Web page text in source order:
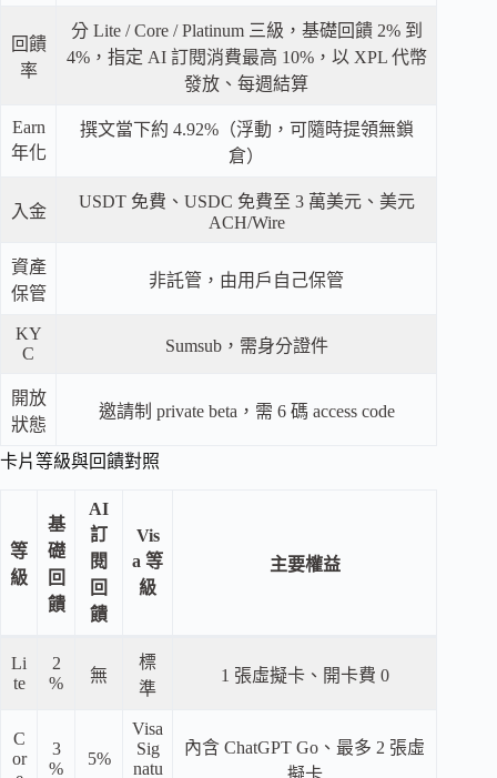
回饋
率
分 Lite / Core / Platinum 三級，基礎回饋 2% 到
4%，指定 AI 訂閱消費最高 10%，以 XPL 代幣
發放、每週結算
Earn
年化
撰文當下約 4.92%（浮動，可隨時提領無鎖
倉）
入金
USDT 免費、USDC 免費至 3 萬美元、美元
ACH/Wire
資產
保管
非託管，由用戶自己保管
KY
C
Sumsub，需身分證件
開放
狀態
邀請制 private beta，需 6 碼 access code
卡片等級與回饋對照
等
級
基
礎
回
饋
AI
訂
閱
回
饋
Vis
a 等
級
主要權益
Li
te
2
%
無
標
準
1 張虛擬卡、開卡費 0
C
or
3
%
5%
Visa
Sig
natu
內含 ChatGPT Go、最多 2 張虛